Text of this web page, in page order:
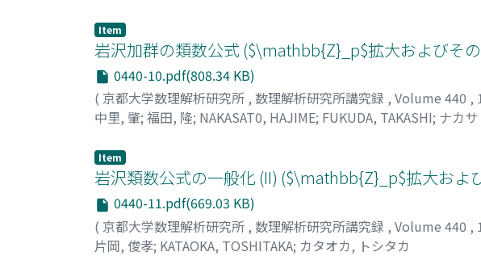
Item
岩沢加群の類数公式 ($\mathbb{Z}_p$拡大およびそ
0440-10.pdf(808.34 KB)
( 京都大学数理解析研究所 , 数理解析研究所講究録 , Volume 440 ,
中里, 肇; 福田, 隆; NAKASAT0, HAJIME; FUKUDA, TAKASHI; ナカ
Item
岩沢類数公式の一般化 (II) ($\mathbb{Z}_p$拡大およ
0440-11.pdf(669.03 KB)
( 京都大学数理解析研究所 , 数理解析研究所講究録 , Volume 440 ,
片岡, 俊孝; KATAOKA, TOSHITAKA; カタオカ, トシタカ